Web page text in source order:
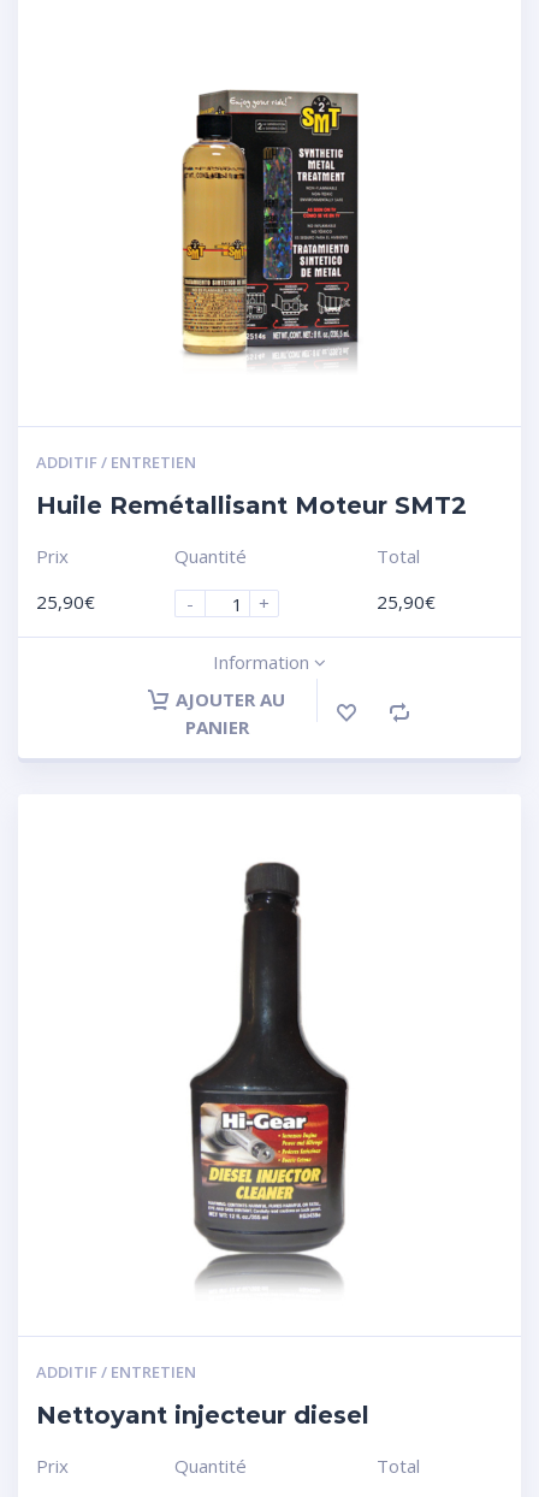
ADDITIF / ENTRETIEN
Huile Remétallisant Moteur SMT2
Prix
25,90€
Quantité
-
+
Total
25,90€
Information
AJOUTER AU
PANIER
ADDITIF / ENTRETIEN
Nettoyant injecteur diesel
Prix
Quantité
Total